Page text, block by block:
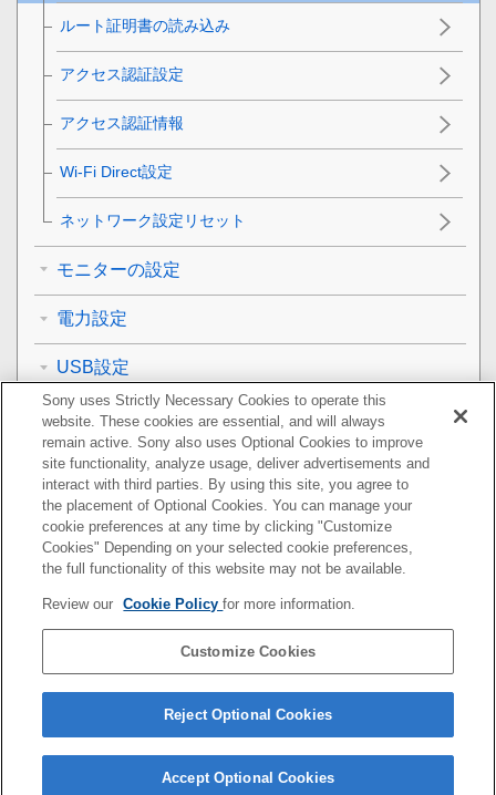
ルート証明書の読み込み
アクセス認証設定
アクセス認証情報
Wi-Fi Direct設定
ネットワーク設定リセット
モニターの設定
電力設定
USB設定
外部出力設定
一般設定
スマートフォンでできること
パソコンでできること
クラウドサービスを利用する
故障かな？と思ったら
Sony uses Strictly Necessary Cookies to operate this
website. These cookies are essential, and will always
remain active. Sony also uses Optional Cookies to improve
site functionality, analyze usage, deliver advertisements and
interact with third parties. By using this site, you agree to
the placement of Optional Cookies. You can manage your
cookie preferences at any time by clicking "Customize
Cookies" Depending on your selected cookie preferences,
the full functionality of this website may not be available.
Review our Cookie Policyfor more information.
Customize Cookies
Reject Optional Cookies
Accept Optional Cookies